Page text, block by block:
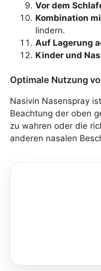
Vor dem
Kombination
lindern.
Auf Lagerung
Kinder und
Optimale Nutzung
Nasivin Nasenspray
Beachtung der oben
zu wahren oder die
anderen nasalen